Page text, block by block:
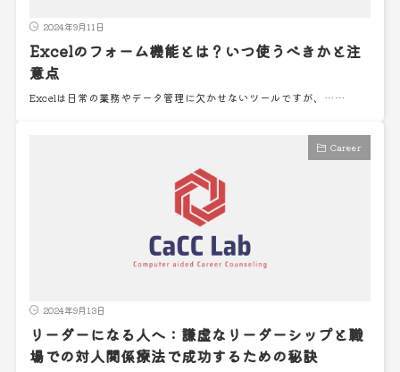
2024年9月11日
Excelのフォーム機能とは？いつ使うべきかと注
意点
Excelは日常の業務やデータ管理に欠かせないツールですが、……
Career
2024年9月13日
リーダーになる人へ：謙虚なリーダーシップと職
場での対人関係療法で成功するための秘訣